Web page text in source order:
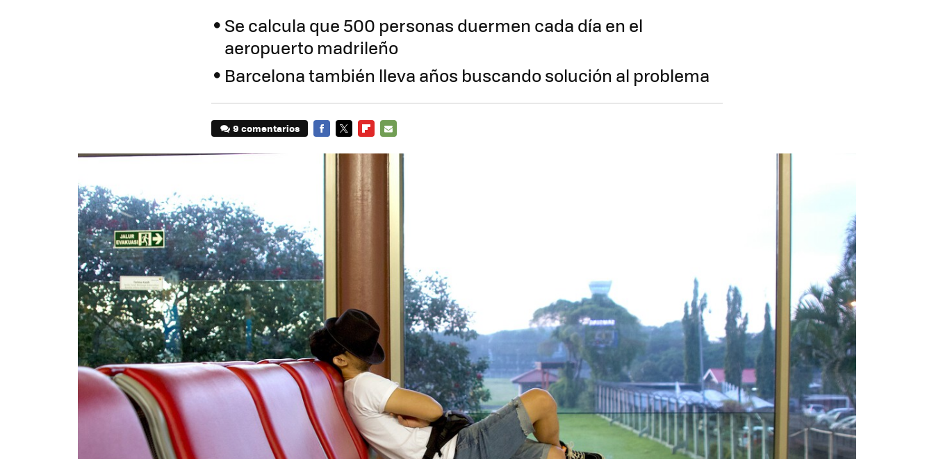
Se calcula que 500 personas duermen cada día en el
aeropuerto madrileño
Barcelona también lleva años buscando solución al problema
9 comentarios
MAIL